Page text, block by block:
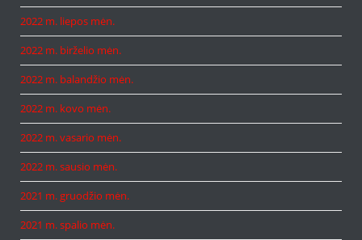
2022 m. liepos mėn.
2022 m. birželio mėn.
2022 m. balandžio mėn.
2022 m. kovo mėn.
2022 m. vasario mėn.
2022 m. sausio mėn.
2021 m. gruodžio mėn.
2021 m. spalio mėn.